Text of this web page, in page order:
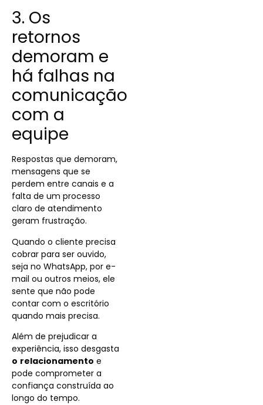
3. Os
retornos
demoram e
há falhas na
comunicação
com a
equipe
Respostas que demoram,
mensagens que se
perdem entre canais e a
falta de um processo
claro de atendimento
geram frustração.
Quando o cliente precisa
cobrar para ser ouvido,
seja no WhatsApp, por e-
mail ou outros meios, ele
sente que não pode
contar com o escritório
quando mais precisa.
Além de prejudicar a
experiência, isso desgasta
o relacionamento e
pode comprometer a
confiança construída ao
longo do tempo.